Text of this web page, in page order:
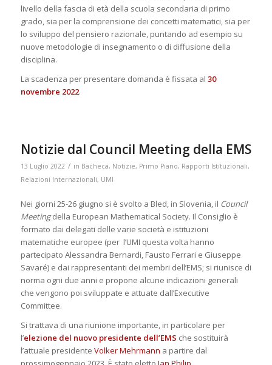
livello della fascia di età della scuola secondaria di primo
grado, sia per la comprensione dei concetti matematici, sia per
lo sviluppo del pensiero razionale, puntando ad esempio su
nuove metodologie di insegnamento o di diffusione della
disciplina.
La scadenza per presentare domanda è fissata al 30
novembre 2022.
Notizie dal Council Meeting della EMS
13 Luglio 2022 / in Bacheca, Notizie, Primo Piano, Rapporti Istituzionali,
Relazioni Internazionali, UMI
Nei giorni 25-26 giugno si è svolto a Bled, in Slovenia, il Council
Meetingdella European Mathematical Society. Il Consiglio è
formato dai delegati delle varie società e istituzioni
matematiche europee (per l’UMI questa volta hanno
partecipato Alessandra Bernardi, Fausto Ferrari e Giuseppe
Savaré) e dai rappresentanti dei membri dell’EMS; si riunisce di
norma ogni due anni e propone alcune indicazioni generali
che vengono poi sviluppate e attuate dall’Executive
Committee.
Si trattava di una riunione importante, in particolare per
l’elezione del nuovo presidente dell’EMS che sostituirà
l’attuale presidente Volker Mehrmann a partire dal